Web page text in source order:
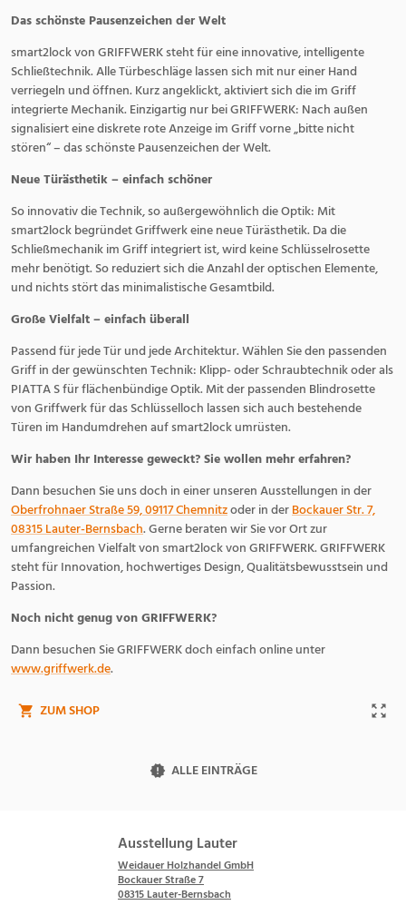
Das schönste Pausenzeichen der Welt
smart2lock von GRIFFWERK steht für eine innovative, intelligente
Schließtechnik. Alle Türbeschläge lassen sich mit nur einer Hand
verriegeln und öffnen. Kurz angeklickt, aktiviert sich die im Griff
integrierte Mechanik. Einzigartig nur bei GRIFFWERK: Nach außen
signalisiert eine diskrete rote Anzeige im Griff vorne „bitte nicht
stören“ – das schönste Pausenzeichen der Welt.
Neue Türästhetik – einfach schöner
So innovativ die Technik, so außergewöhnlich die Optik: Mit
smart2lock begründet Griffwerk eine neue Türästhetik. Da die
Schließmechanik im Griff integriert ist, wird keine Schlüsselrosette
mehr benötigt. So reduziert sich die Anzahl der optischen Elemente,
und nichts stört das minimalistische Gesamtbild.
Große Vielfalt – einfach überall
Passend für jede Tür und jede Architektur. Wählen Sie den passenden
Griff in der gewünschten Technik: Klipp- oder Schraubtechnik oder als
PIATTA S für flächenbündige Optik. Mit der passenden Blindrosette
von Griffwerk für das Schlüsselloch lassen sich auch bestehende
Türen im Handumdrehen auf smart2lock umrüsten.
Wir haben Ihr Interesse geweckt? Sie wollen mehr erfahren?
Dann besuchen Sie uns doch in einer unseren Ausstellungen in der
Oberfrohnaer Straße 59, 09117 Chemnitzoder in derBockauer Str. 7,
08315 Lauter-Bernsbach. Gerne beraten wir Sie vor Ort zur
umfangreichen Vielfalt von smart2lock von GRIFFWERK. GRIFFWERK
steht für Innovation, hochwertiges Design, Qualitätsbewusstsein und
Passion.
Noch nicht genug von GRIFFWERK?
Dann besuchen Sie GRIFFWERK doch einfach online unter
www.griffwerk.de.
ZUM SHOP
ALLE EINTRÄGE
Ausstellung Lauter
Weidauer Holzhandel GmbH
Bockauer Straße 7
08315 Lauter-Bernsbach